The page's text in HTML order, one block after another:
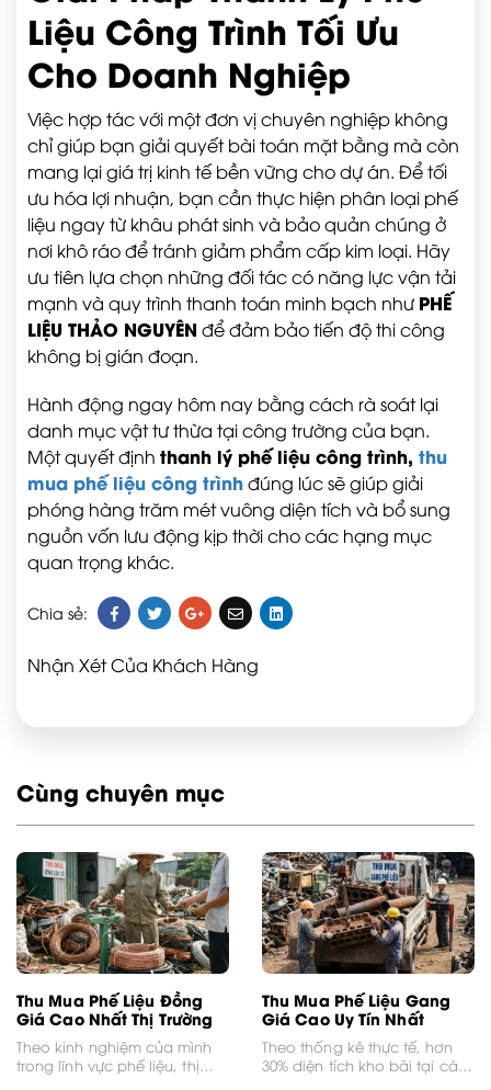
Liệu Công Trình Tối Ưu
Cho Doanh Nghiệp
Việc hợp tác với một đơn vị chuyên nghiệp không
chỉ giúp bạn giải quyết bài toán mặt bằng mà còn
mang lại giá trị kinh tế bền vững cho dự án. Để tối
ưu hóa lợi nhuận, bạn cần thực hiện phân loại phế
liệu ngay từ khâu phát sinh và bảo quản chúng ở
nơi khô ráo để tránh giảm phẩm cấp kim loại. Hãy
ưu tiên lựa chọn những đối tác có năng lực vận tải
mạnh và quy trình thanh toán minh bạch như PHẾ
LIỆU THẢO NGUYÊN để đảm bảo tiến độ thi công
không bị gián đoạn.
Hành động ngay hôm nay bằng cách rà soát lại
danh mục vật tư thừa tại công trường của bạn.
Một quyết định thanh lý phế liệu công trình, thu
mua phế liệu công trìnhđúng lúc sẽ giúp giải
phóng hàng trăm mét vuông diện tích và bổ sung
nguồn vốn lưu động kịp thời cho các hạng mục
quan trọng khác.
Chia sẻ:
Nhận Xét Của Khách Hàng
Cùng chuyên mục
Thu Mua Phế Liệu Đồng
Giá Cao Nhất Thị Trường
Theo kinh nghiệm của mình
trong lĩnh vực phế liệu, thị
Thu Mua Phế Liệu Gang
Giá Cao Uy Tín Nhất
Theo thống kê thực tế, hơn
30% diện tích kho bãi tại các